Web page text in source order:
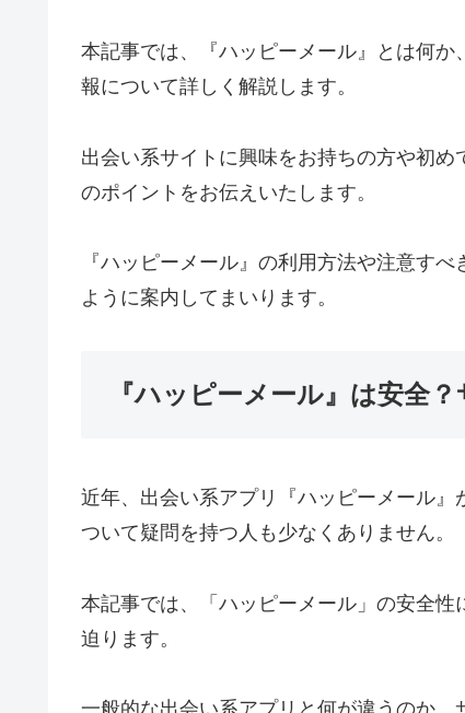
本記事では、『ハッピーメール』とは何
報について詳しく解説します。
出会い系サイトに興味をお持ちの方や初
のポイントをお伝えいたします。
『ハッピーメール』の利用方法や注意す
ように案内してまいります。
『ハッピーメール』は安全
近年、出会い系アプリ『ハッピーメール
ついて疑問を持つ人も少なくありません。
本記事では、「ハッピーメール」の安全
迫ります。